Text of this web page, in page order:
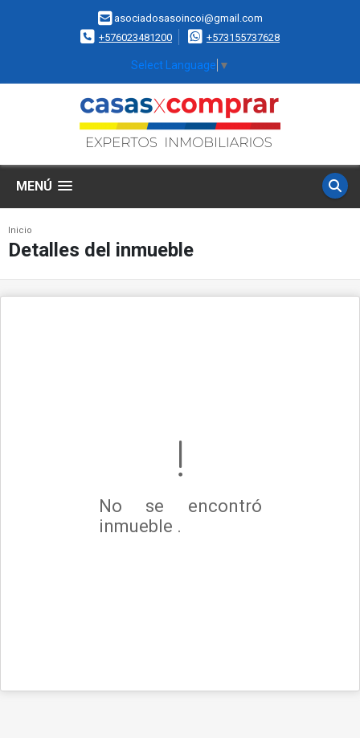
asociadosasoincoi@gmail.com
+576023481200
+573155737628
Select Language ▼
MENÚ
Inicio
Detalles del inmueble
No se encontró
inmueble .